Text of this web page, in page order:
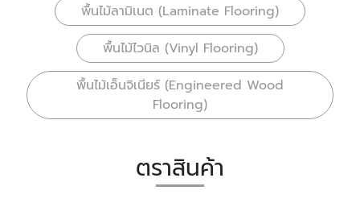
พื้นไม้ลามิเนต (Laminate Flooring)
พื้นไม้ไวนิล (Vinyl Flooring)
พื้นไม้เอ็นจิเนียร์ (Engineered Wood
Flooring)
ตราสินค้า